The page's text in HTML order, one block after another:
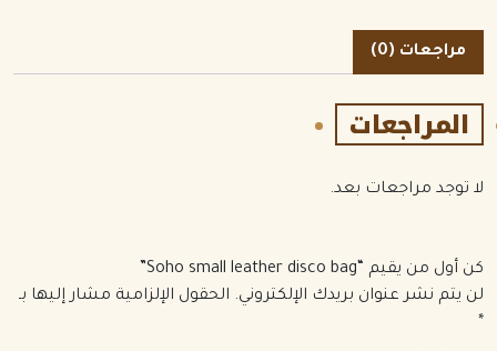
مراجعات (0)
المراجعات
لا توجد مراجعات بعد.
كن أول من يقيم “Soho small leather disco bag”
لن يتم نشر عنوان بريدك الإلكتروني. الحقول الإلزامية مشار إليها بـ
*